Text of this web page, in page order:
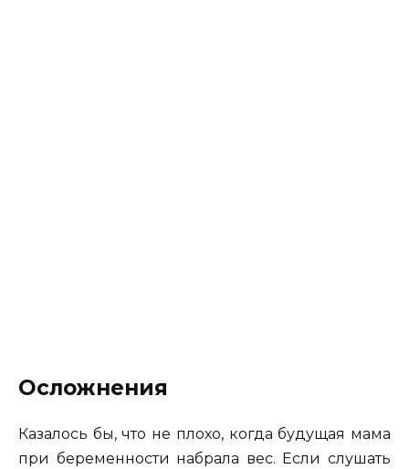
Осложнения
Казалось бы, что не плохо, когда будущая мама
при беременности набрала вес. Если слушать